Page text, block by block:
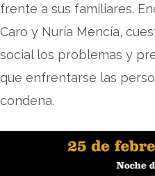
frente a sus familiares.
Caro y Nuría Mencía,
social los problemas y
que enfrentarse las
condena.